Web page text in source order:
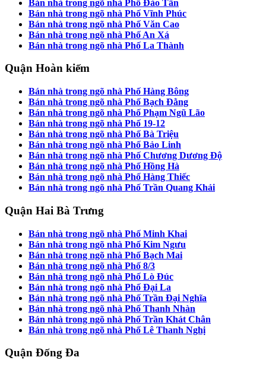
Bán nhà trong ngõ nhà Phố Đào Tấn
Bán nhà trong ngõ nhà Phố Vĩnh Phúc
Bán nhà trong ngõ nhà Phố Văn Cao
Bán nhà trong ngõ nhà Phố An Xá
Bán nhà trong ngõ nhà Phố La Thành
Quận Hoàn kiếm
Bán nhà trong ngõ nhà Phố Hàng Bông
Bán nhà trong ngõ nhà Phố Bạch Đằng
Bán nhà trong ngõ nhà Phố Phạm Ngũ Lão
Bán nhà trong ngõ nhà Phố 19-12
Bán nhà trong ngõ nhà Phố Bà Triệu
Bán nhà trong ngõ nhà Phố Bảo Linh
Bán nhà trong ngõ nhà Phố Chương Dương Độ
Bán nhà trong ngõ nhà Phố Hồng Hà
Bán nhà trong ngõ nhà Phố Hàng Thiếc
Bán nhà trong ngõ nhà Phố Trần Quang Khải
Quận Hai Bà Trưng
Bán nhà trong ngõ nhà Phố Minh Khai
Bán nhà trong ngõ nhà Phố Kim Ngưu
Bán nhà trong ngõ nhà Phố Bạch Mai
Bán nhà trong ngõ nhà Phố 8/3
Bán nhà trong ngõ nhà Phố Lò Đúc
Bán nhà trong ngõ nhà Phố Đại La
Bán nhà trong ngõ nhà Phố Trần Đại Nghĩa
Bán nhà trong ngõ nhà Phố Thanh Nhàn
Bán nhà trong ngõ nhà Phố Trần Khát Chân
Bán nhà trong ngõ nhà Phố Lê Thanh Nghị
Quận Đống Đa